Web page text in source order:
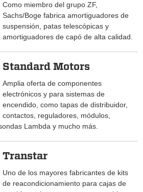
Como miembro del grupo ZF,
Sachs/Boge fabrica amortiguadores de
suspensión, patas telescópicas y
amortiguadores de capó de alta calidad.
Standard Motors
Amplia oferta de componentes
electrónicos y para sistemas de
encendido, como tapas de distribuidor,
contactos, reguladores, módulos,
Lambda y mucho más.
Transtar
Uno de los mayores fabricantes de kits
de reacondicionamiento para cajas de